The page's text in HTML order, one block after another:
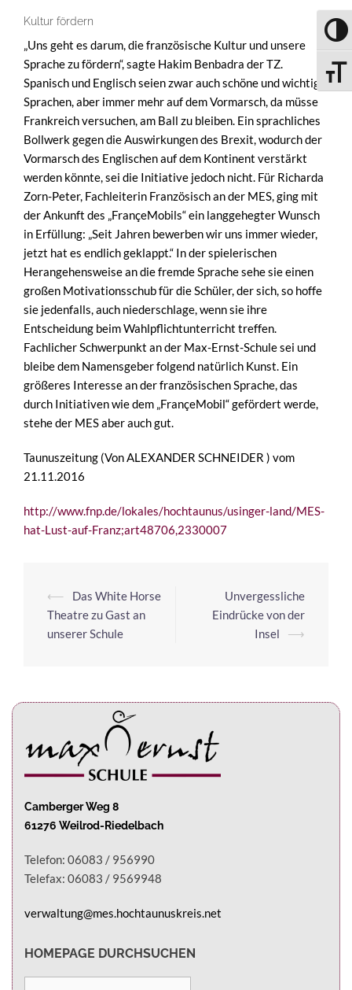
Kultur fördern
„Uns geht es darum, die französische Kultur und unsere
Sprache zu fördern“, sagte Hakim Benbadra der TZ.
Spanisch und Englisch seien zwar auch schöne und wichtige
Sprachen, aber immer mehr auf dem Vormarsch, da müsse
Frankreich versuchen, am Ball zu bleiben. Ein sprachliches
Bollwerk gegen die Auswirkungen des Brexit, wodurch der
Vormarsch des Englischen auf dem Kontinent verstärkt
werden könnte, sei die Initiative jedoch nicht. Für Richarda
Zorn-Peter, Fachleiterin Französisch an der MES, ging mit
der Ankunft des „FrançeMobils“ ein langgehegter Wunsch
in Erfüllung: „Seit Jahren bewerben wir uns immer wieder,
jetzt hat es endlich geklappt.“ In der spielerischen
Herangehensweise an die fremde Sprache sehe sie einen
großen Motivationsschub für die Schüler, der sich, so hoffe
sie jedenfalls, auch niederschlage, wenn sie ihre
Entscheidung beim Wahlpflichtunterricht treffen.
Fachlicher Schwerpunkt an der Max-Ernst-Schule sei und
bleibe dem Namensgeber folgend natürlich Kunst. Ein
größeres Interesse an der französischen Sprache, das
durch Initiativen wie dem „FrançeMobil“ gefördert werde,
stehe der MES aber auch gut.
Taunuszeitung (Von ALEXANDER SCHNEIDER ) vom
21.11.2016
http://www.fnp.de/lokales/hochtaunus/usinger-land/MES-
hat-Lust-auf-Franz;art48706,2330007
⟵
Das White Horse
Theatre zu Gast an
unserer Schule
Unvergessliche
Eindrücke von der
Insel
⟶
Camberger Weg 8
61276 Weilrod-Riedelbach
Telefon: 06083 / 956990
Telefax: 06083 / 9569948
verwaltung@mes.hochtaunuskreis.net
HOMEPAGE DURCHSUCHEN